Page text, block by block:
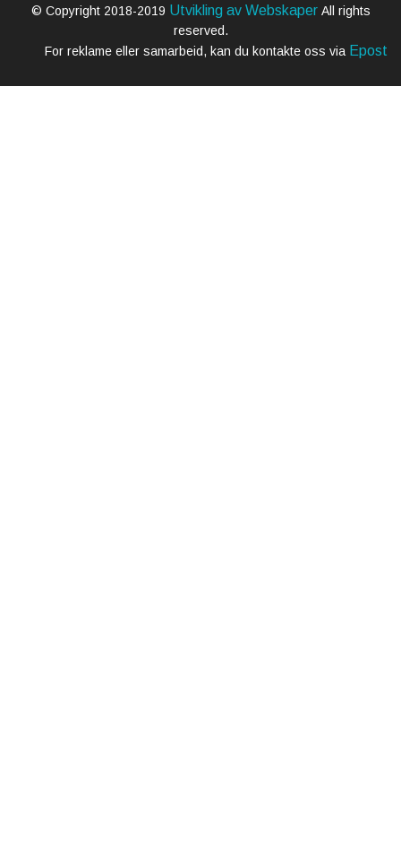
© Copyright 2018-2019 Utvikling av Webskaper All rights
reserved.
For reklame eller samarbeid, kan du kontakte oss via Epost